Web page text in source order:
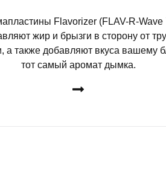
Flavorizer (FLAV-R-
жир и брызги в сторону от
а также добавляют вкуса вашему
тот самый аромат дымка.
ДЕТАЛЬНЕЕ